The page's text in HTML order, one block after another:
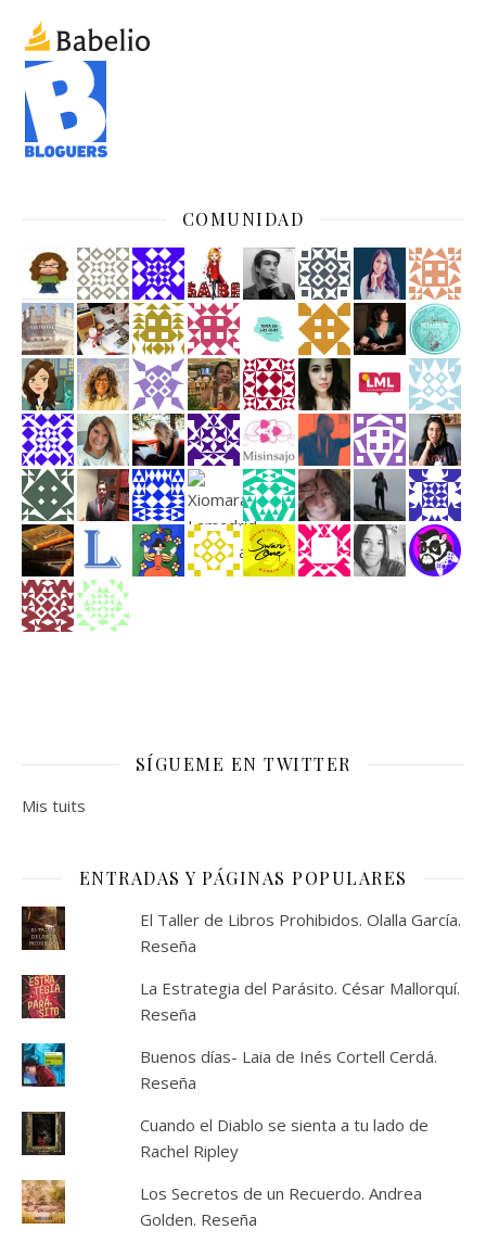
COMUNIDAD
SÍGUEME EN TWITTER
Mis tuits
ENTRADAS Y PÁGINAS POPULARES
El Taller de Libros Prohibidos. Olalla García.
Reseña
La Estrategia del Parásito. César Mallorquí.
Reseña
Buenos días- Laia de Inés Cortell Cerdá.
Reseña
Cuando el Diablo se sienta a tu lado de
Rachel Ripley
Los Secretos de un Recuerdo. Andrea
Golden. Reseña